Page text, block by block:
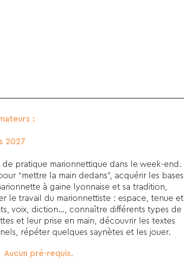
:
2027
de pratique marionnettique dans le week-end.
“mettre la main dedans”, acquérir les bases
à gaine lyonnaise et sa tradition,
le travail du marionnettiste : espace, tenue et
voix, diction…, connaître différents types de
et leur prise en main, découvrir les textes
répéter quelques saynètes et les jouer.
pré-requis.